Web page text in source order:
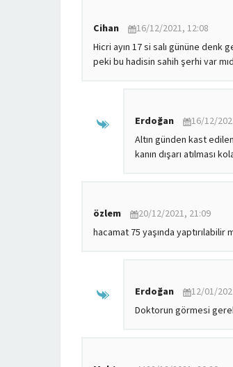
Cihan
16/12/2021, 12:08
Hicri ayın 17 si salı gününe
peki bu hadisin sahih şerhi var
Erdoğan
16/12/
Altın günden kast
kanın dışarı atılması
özlem
20/12/2021, 21:09
hacamat 75 yaşında yaptırılabilir
Erdoğan
12/01/
Doktorun görmesi